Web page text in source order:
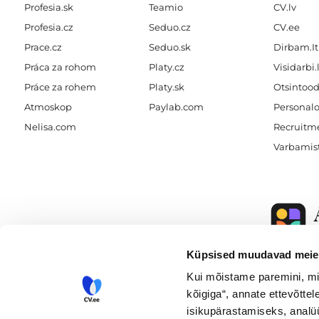
Küpsised muudavad
Kui mõistame paremini,
kõigiga“, annate
isikupärastamiseks,
Profesia.sk
Profesia.cz
Prace.cz
Práca za rohom
Práce za rohem
Atmoskop
Nelisa.com
Teamio
Seduo.cz
Seduo.sk
Platy.cz
Platy.sk
Paylab.com
CV.lv
CV.ee
Dirbam.It
A better world